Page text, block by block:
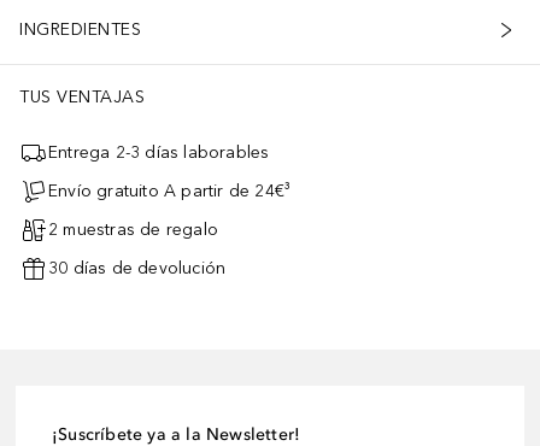
INGREDIENTES
TUS VENTAJAS
Entrega 2-3 días laborables
Envío gratuito A partir de 24€³
2 muestras de regalo
30 días de devolución
¡Suscríbete ya a la Newsletter!